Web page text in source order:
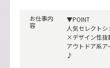
お仕事内
容
▼POINT
人気セレクト
×デザイン性抜
アウトドア系
♪